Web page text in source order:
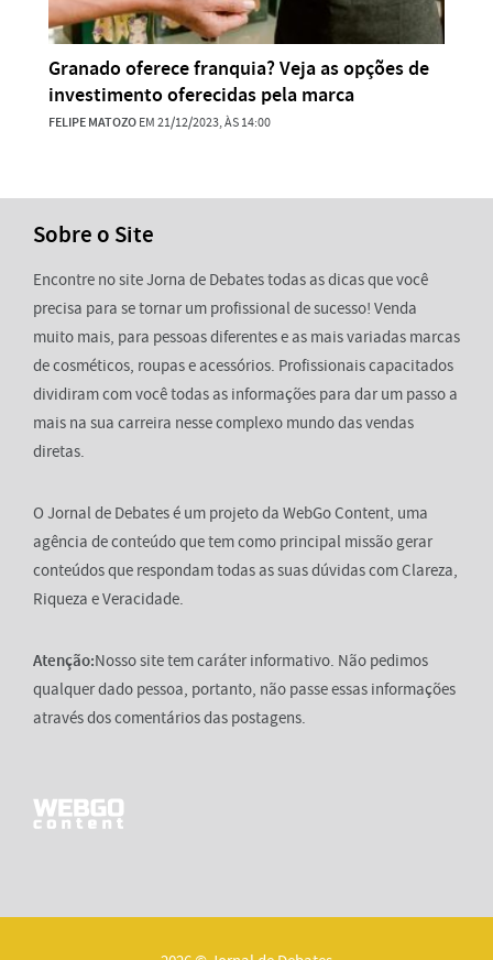
Granado oferece franquia? Veja as opções de
investimento oferecidas pela marca
FELIPE MATOZOEM 21/12/2023, ÀS 14:00
Sobre o Site
Encontre no site Jorna de Debates todas as dicas que você
precisa para se tornar um profissional de sucesso! Venda
muito mais, para pessoas diferentes e as mais variadas marcas
de cosméticos, roupas e acessórios. Profissionais capacitados
dividiram com você todas as informações para dar um passo a
mais na sua carreira nesse complexo mundo das vendas
diretas.
O Jornal de Debates é um projeto da WebGo Content, uma
agência de conteúdo que tem como principal missão gerar
conteúdos que respondam todas as suas dúvidas com Clareza,
Riqueza e Veracidade.
Atenção:Nosso site tem caráter informativo. Não pedimos
qualquer dado pessoa, portanto, não passe essas informações
através dos comentários das postagens.